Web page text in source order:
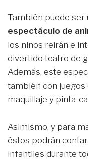
También puede ser
espectáculo de
los niños reirán e
divertido teatro de
Además, este
también con
maquillaje y pinta-
Asimismo, y para
éstos podrán
infantiles durante